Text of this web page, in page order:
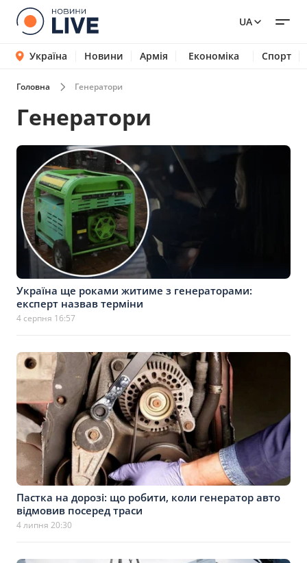
UA
Україна Новини Армія Економіка Спорт
Головна Генератори
Генератори
Україна ще роками житиме з генераторами:
експерт назвав терміни
4 серпня 16:57
Пастка на дорозі: що робити, коли генератор авто
відмовив посеред траси
4 липня 20:30